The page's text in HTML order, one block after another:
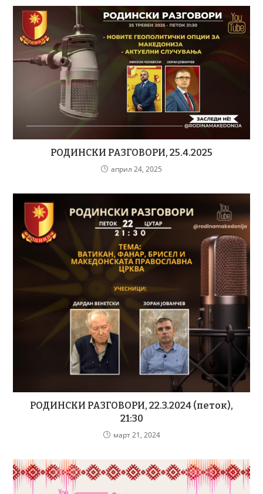
РОДИНСКИ РАЗГОВОРИ, 25.4.2025
април 24, 2025
РОДИНСКИ РАЗГОВОРИ, 22.3.2024 (петок),
21:30
март 21, 2024